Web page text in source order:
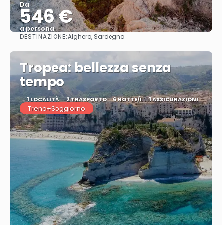
Da
546 €
a persona
Vedere
DESTINAZIONE:Alghero, Sardegna
Tropea: bellezza senza
tempo
1 LOCALITÀ 2 TRASPORTO 6 NOTTE/I 1 ASSICURAZIONI
Treno+Soggiorno